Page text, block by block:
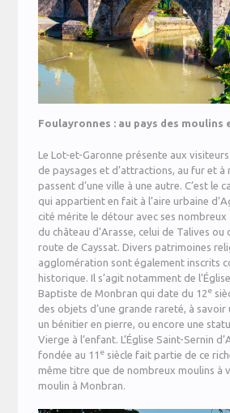
Foulayronnes : au pays des moulins
Le Lot-et-Garonne présente aux
de paysages et d’attractions, au fur et à
passent d’une ville à une autre. C’est le
qui appartient en fait à l’aire urbaine
cité mérite le détour avec ses nombreux
du château d’Arasse, celui de Talives ou
route de Cayssat. Divers patrimoines
agglomération sont également inscrits
historique. Il s’agit notamment de
Baptiste de Monbran qui date du 12e
des objets d’une grande rareté, à savoir
un bénitier en pierre, ou encore une
Vierge à l’enfant. L’Église Saint-Sernin
fondée au 11 e siècle fait partie de ce
même titre que de nombreux moulins à
moulin à Monbran.